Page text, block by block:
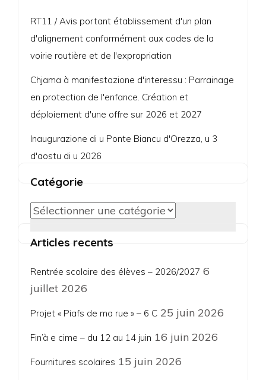
RT11 / Avis portant établissement d'un plan
d'alignement conformément aux codes de la
voirie routière et de l'expropriation
Chjama à manifestazione d'interessu : Parrainage
en protection de l'enfance. Création et
déploiement d'une offre sur 2026 et 2027
Inaugurazione di u Ponte Biancu d'Orezza, u 3
d'aostu di u 2026
Catégorie
Catégorie
Articles recents
Rentrée scolaire des élèves – 2026/2027 6
juillet 2026
Projet « Piafs de ma rue » – 6 C 25 juin 2026
Fin’à e cime – du 12 au 14 juin 16 juin 2026
Fournitures scolaires 15 juin 2026